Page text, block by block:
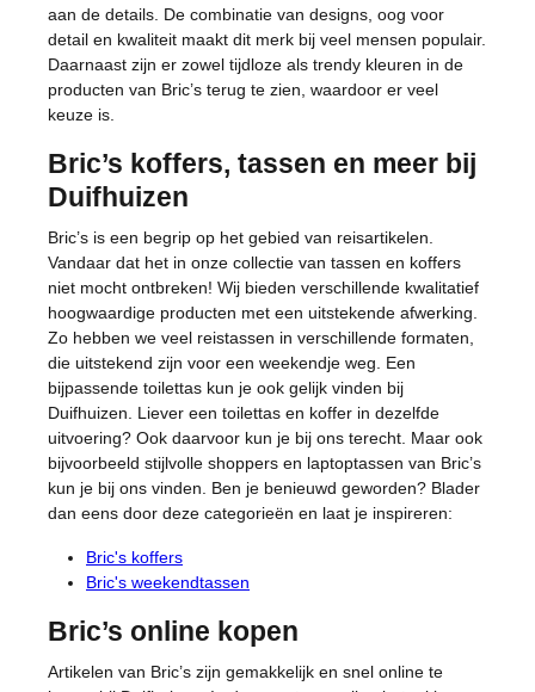
aan de details. De combinatie van designs, oog voor
detail en kwaliteit maakt dit merk bij veel mensen populair.
Daarnaast zijn er zowel tijdloze als trendy kleuren in de
producten van Bric’s terug te zien, waardoor er veel
keuze is.
Bric’s koffers, tassen en meer bij
Duifhuizen
Bric’s is een begrip op het gebied van reisartikelen.
Vandaar dat het in onze collectie van tassen en koffers
niet mocht ontbreken! Wij bieden verschillende kwalitatief
hoogwaardige producten met een uitstekende afwerking.
Zo hebben we veel reistassen in verschillende formaten,
die uitstekend zijn voor een weekendje weg. Een
bijpassende toilettas kun je ook gelijk vinden bij
Duifhuizen. Liever een toilettas en koffer in dezelfde
uitvoering? Ook daarvoor kun je bij ons terecht. Maar ook
bijvoorbeeld stijlvolle shoppers en laptoptassen van Bric’s
kun je bij ons vinden. Ben je benieuwd geworden? Blader
dan eens door deze categorieën en laat je inspireren:
Bric's koffers
Bric's weekendtassen
Bric’s online kopen
Artikelen van Bric’s zijn gemakkelijk en snel online te